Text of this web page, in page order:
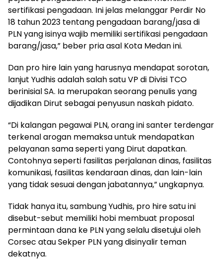
sertifikasi pengadaan. Ini jelas melanggar Perdir No
18 tahun 2023 tentang pengadaan barang/jasa di
PLN yang isinya wajib memiliki sertifikasi pengadaan
barang/jasa,” beber pria asal Kota Medan ini.
Dan pro hire lain yang harusnya mendapat sorotan,
lanjut Yudhis adalah salah satu VP di Divisi TCO
berinisial SA. Ia merupakan seorang penulis yang
dijadikan Dirut sebagai penyusun naskah pidato.
“Di kalangan pegawai PLN, orang ini santer terdengar
terkenal arogan memaksa untuk mendapatkan
pelayanan sama seperti yang Dirut dapatkan.
Contohnya seperti fasilitas perjalanan dinas, fasilitas
komunikasi, fasilitas kendaraan dinas, dan lain-lain
yang tidak sesuai dengan jabatannya,” ungkapnya.
Tidak hanya itu, sambung Yudhis, pro hire satu ini
disebut-sebut memiliki hobi membuat proposal
permintaan dana ke PLN yang selalu disetujui oleh
Corsec atau Sekper PLN yang disinyalir teman
dekatnya.